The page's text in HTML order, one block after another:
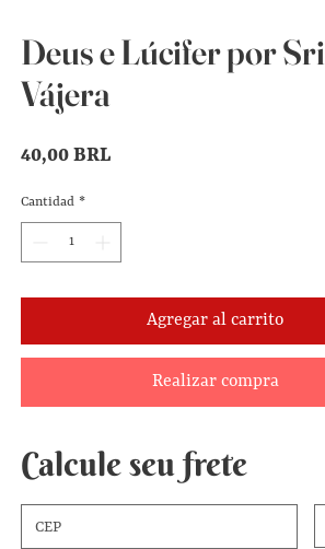
Deus e Lúcifer por Sri
Vájera
40,00 BRLPrecio
Cantidad *
Agregar al carrito
Realizar compra
Calcule seu frete